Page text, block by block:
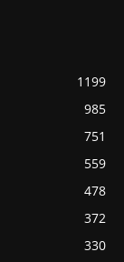
1199
985
751
559
478
372
330